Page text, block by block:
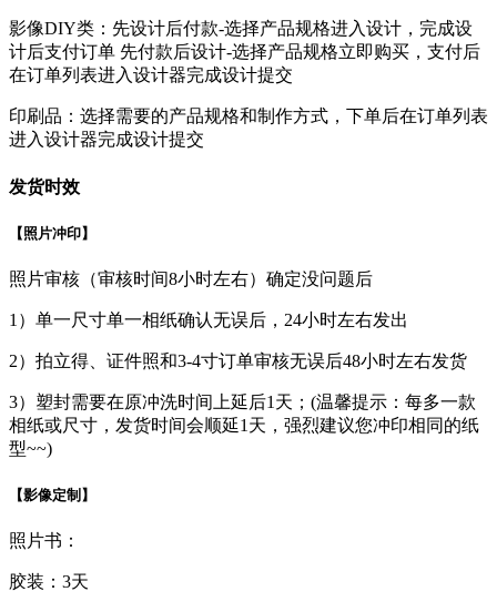
影像DIY类：先设计后付款-选择产品规格进入设计，完成设
计后支付订单 先付款后设计-选择产品规格立即购买，支付后
在订单列表进入设计器完成设计提交
印刷品：选择需要的产品规格和制作方式，下单后在订单列表
进入设计器完成设计提交
发货时效
【照片冲印】
照片审核（审核时间8小时左右）确定没问题后
1）单一尺寸单一相纸确认无误后，24小时左右发出
2）拍立得、证件照和3-4寸订单审核无误后48小时左右发货
3）塑封需要在原冲洗时间上延后1天；(温馨提示：每多一款
相纸或尺寸，发货时间会顺延1天，强烈建议您冲印相同的纸
型~~)
【影像定制】
照片书：
胶装：3天